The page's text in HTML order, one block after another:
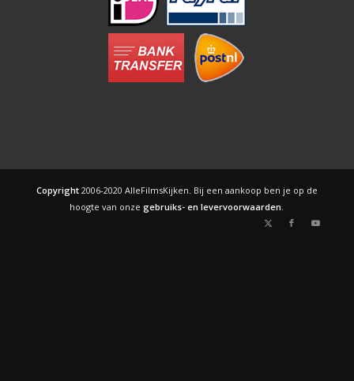
Copyright2006-2020 AlleFilmsKijken. Bij een aankoop ben je op de
hoogte van onzegebruiks- en levervoorwaarden.